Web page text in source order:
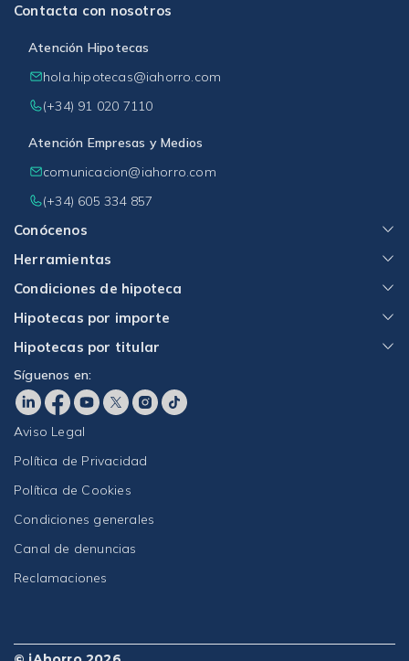
Conócenos
Herramientas
Condiciones de hipoteca
Hipotecas por importe
Hipotecas por titular
Contacta con nosotros
Atención Hipotecas
hola.hipotecas@iahorro.com
(+34) 91 020 7110
Atención Empresas y Medios
comunicacion@iahorro.com
(+34) 605 334 857
Síguenos en:
Aviso Legal
Política de Privacidad
Política de Cookies
Condiciones generales
Canal de denuncias
Reclamaciones